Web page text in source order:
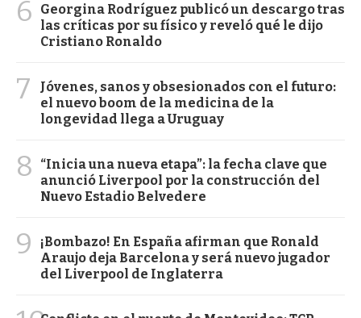
6
Georgina Rodríguez publicó un descargo tras
las críticas por su físico y reveló qué le dijo
Cristiano Ronaldo
7
Jóvenes, sanos y obsesionados con el futuro:
el nuevo boom de la medicina de la
longevidad llega a Uruguay
8
“Inicia una nueva etapa”: la fecha clave que
anunció Liverpool por la construcción del
Nuevo Estadio Belvedere
9
¡Bombazo! En España afirman que Ronald
Araujo deja Barcelona y será nuevo jugador
del Liverpool de Inglaterra